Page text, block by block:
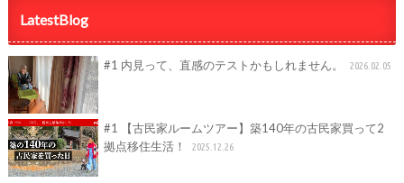
LatestBlog
#1 内見って、直感のテストかもしれません。 2026.02.05
#1 【古民家ルームツアー】築140年の古民家買って2
拠点移住生活！
2025.12.26